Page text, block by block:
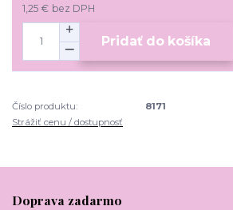
1,25 € bez DPH
Pridať do košíka
Číslo produktu:
8171
Strážiť cenu / dostupnosť
Doprava zadarmo